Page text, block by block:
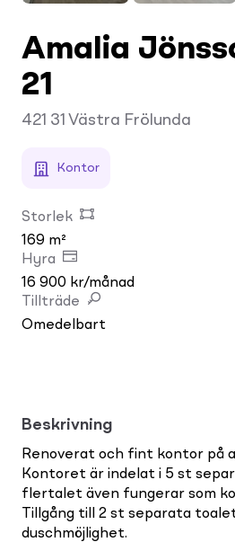
Amalia
21
421 31 Västra Frölunda
Kontor
Storlek
169 m²
Hyra
16 900 kr/månad
Tillträde
Omedelbart
Beskrivning
Renoverat och fint kontor på
Kontoret är indelat i 5 st
flertalet även fungerar som
Tillgång till 2 st separata
duschmöjlighet.